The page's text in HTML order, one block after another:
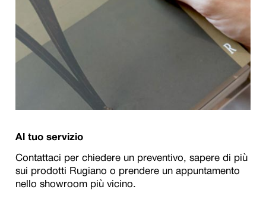
Al tuo servizio
Contattaci per chiedere un preventivo, sapere di più
sui prodotti Rugiano o prendere un appuntamento
nello showroom più vicino.